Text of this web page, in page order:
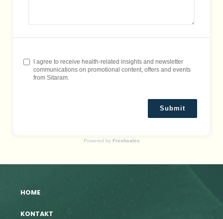
I agree to receive health-related insights and newsletter
communications on promotional content, offers and events
from Sitaram.
Submit
Powered by Freshsales
HOME
KONTAKT